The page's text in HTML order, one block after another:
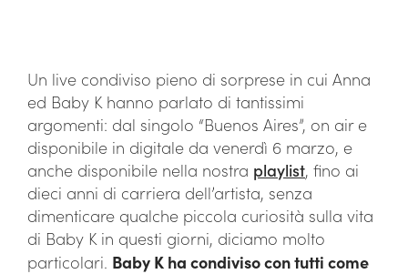
Un live condiviso pieno di sorprese in cui Anna
ed Baby K hanno parlato di tantissimi
argomenti: dal singolo “Buenos Aires”, on air e
disponibile in digitale da venerdì 6 marzo, e
anche disponibile nella nostra playlist, fino ai
dieci anni di carriera dell’artista, senza
dimenticare qualche piccola curiosità sulla vita
di Baby K in questi giorni, diciamo molto
particolari. Baby K ha condiviso con tutti come